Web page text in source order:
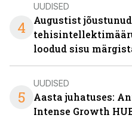
4
UUDISED
Augustist
loodud sisu
5
UUDISED
Aasta juhatuses:
Intense Growth